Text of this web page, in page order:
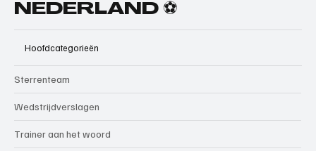
NEDERLAND ⚽
Hoofdcategorieën
Sterrenteam
Wedstrijdverslagen
Trainer aan het woord